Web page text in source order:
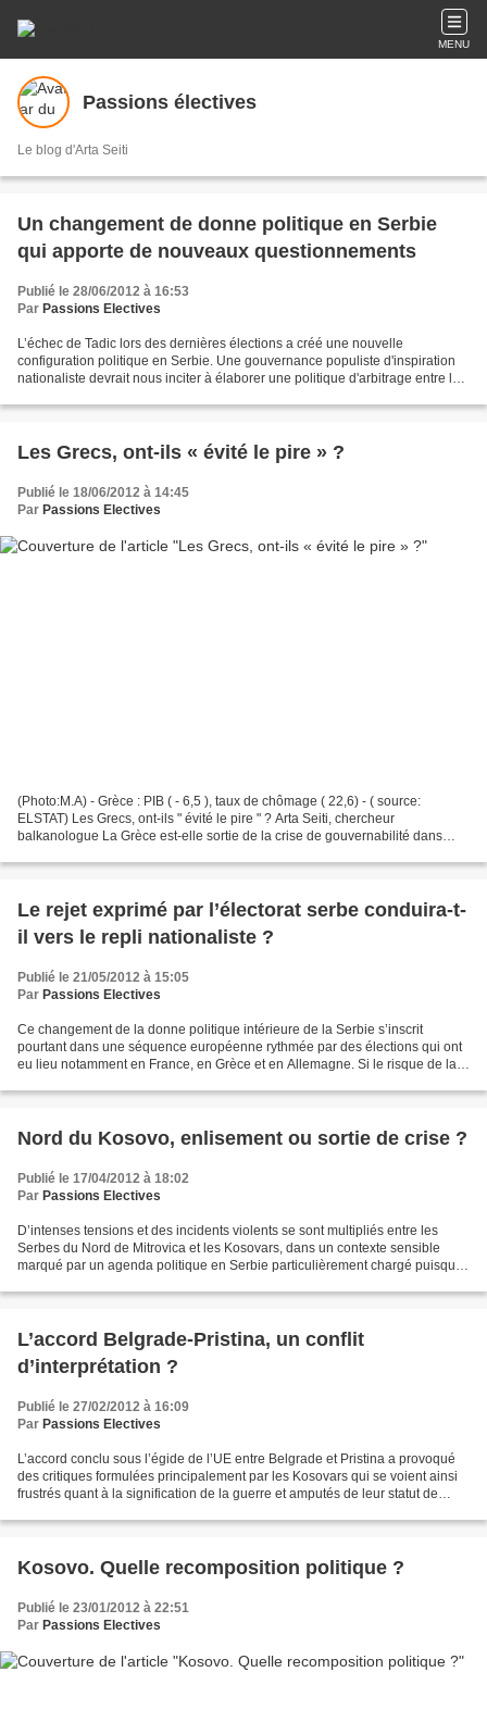
MENU
Passions électives
Le blog d'Arta Seiti
Un changement de donne politique en Serbie
qui apporte de nouveaux questionnements
Publié le 28/06/2012 à 16:53
Par Passions Electives
L’échec de Tadic lors des dernières élections a créé une nouvelle
configuration politique en Serbie. Une gouvernance populiste d'inspiration
nationaliste devrait nous inciter à élaborer une politique d'arbitrage entre les
Les Grecs, ont-ils « évité le pire » ?
Publié le 18/06/2012 à 14:45
Par Passions Electives
(Photo:M.A) - Grèce : PIB ( - 6,5 ), taux de chômage ( 22,6) - ( source:
ELSTAT) Les Grecs, ont-ils " évité le pire " ? Arta Seiti, chercheur
balkanologue La Grèce est-elle sortie de la crise de gouvernabilité dans
Le rejet exprimé par l’électorat serbe conduira-t-
il vers le repli nationaliste ?
Publié le 21/05/2012 à 15:05
Par Passions Electives
Ce changement de la donne politique intérieure de la Serbie s’inscrit
pourtant dans une séquence européenne rythmée par des élections qui ont
eu lieu notamment en France, en Grèce et en Allemagne. Si le risque de la
Nord du Kosovo, enlisement ou sortie de crise ?
Publié le 17/04/2012 à 18:02
Par Passions Electives
D’intenses tensions et des incidents violents se sont multipliés entre les
Serbes du Nord de Mitrovica et les Kosovars, dans un contexte sensible
marqué par un agenda politique en Serbie particulièrement chargé puisque
L’accord Belgrade-Pristina, un conflit
d’interprétation ?
Publié le 27/02/2012 à 16:09
Par Passions Electives
L’accord conclu sous l’égide de l’UE entre Belgrade et Pristina a provoqué
des critiques formulées principalement par les Kosovars qui se voient ainsi
frustrés quant à la signification de la guerre et amputés de leur statut de
Kosovo. Quelle recomposition politique ?
Publié le 23/01/2012 à 22:51
Par Passions Electives